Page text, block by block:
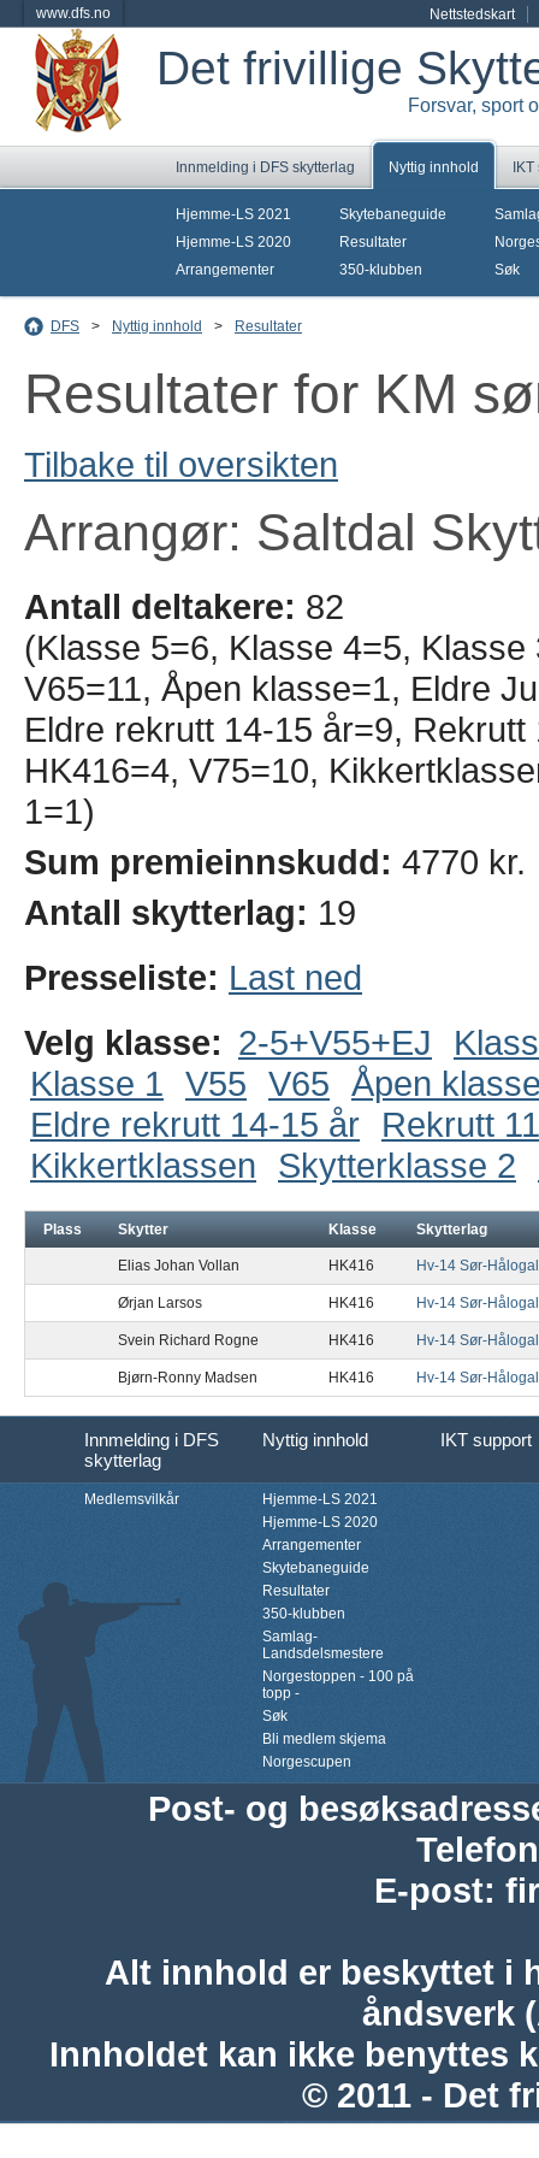
www.dfs.no Nettstedskart
Det frivillige
Forsvar, sport
Innmelding i DFS skytterlag Nyttig innhold
Hjemme-LS 2021
Hjemme-LS 2020
Arrangementer
Skytebaneguide
Resultater
350-klubben
Søk
DFS > Nyttig innhold > Resultater
Resultater for KM
Tilbake til oversikten
Arrangør: Saltdal
Antall deltakere: 82
(Klasse 5=6, Klasse 4=5,
V65=11, Åpen klasse=1, Eldre
Eldre rekrutt 14-15 år=9,
HK416=4, V75=10,
1=1)
Sum premieinnskudd: 4770 kr.
Antall skytterlag: 19
Presseliste: Last ned
Velg klasse: 2-5+V55+EJ
Klasse 1 V55 V65 Åpen
Eldre rekrutt 14-15 år
Rekrutt
Kikkertklassen
Skytterklasse 2
Plass Skytter Klasse Skytterlag
Elias Johan Vollan HK416 Hv-14 Sør-
Ørjan Larsos HK416 Hv-14 Sør-
Svein Richard Rogne HK416 Hv-14 Sør-
Bjørn-Ronny Madsen HK416 Hv-14 Sør-
Innmelding i DFS
skytterlag
Nyttig innhold IKT support
Medlemsvilkår
Hjemme-LS 2021
Hjemme-LS 2020
Arrangementer
Skytebaneguide
Resultater
350-klubben
Samlag-
Landsdelsmestere
Norgestoppen - 100 på
topp -
Søk
Bli medlem skjema
Norgescupen
Post- og
Telefon
E-post:
Alt innhold er beskyttet i
åndsverk
Innholdet kan ikke benyttes
© 2011 - Det